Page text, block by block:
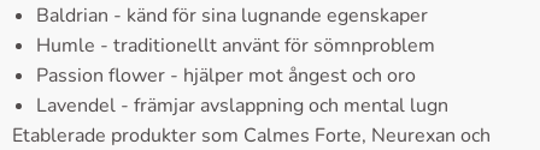
Baldrian - känd för sina lugnande egenskaper
Humle - traditionellt använt för sömnproblem
Passion flower - hjälper mot ångest och oro
Lavendel - främjar avslappning och mental lugn
Etablerade produkter som Calmes Forte, Neurexan och